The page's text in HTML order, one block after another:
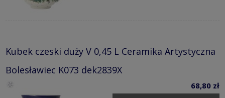
Kubek czeski duży V 0,45 L Ceramika Artystyczna
Bolesławiec K073 dek2839X
68,80 zł